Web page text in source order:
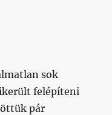
sok
felépíteni
pár